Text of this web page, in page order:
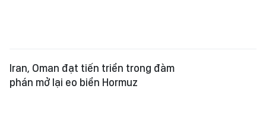
Iran, Oman đạt tiến triển trong đàm
phán mở lại eo biển Hormuz